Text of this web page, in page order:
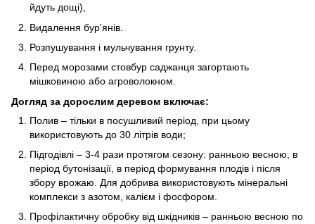
йдуть дощі),
Видалення бур'янів.
Розпушування і мульчування грунту.
Перед морозами стовбур саджанця загортають
мішковиною або агроволокном.
Догляд за дорослим деревом включає:
Полив – тільки в посушливий період, при цьому
використовують до 30 літрів води;
Підгодівлі – 3-4 рази протягом сезону: ранньою весною, в
період бутонізації, в період формування плодів і після
збору врожаю. Для добрива використовують мінеральні
комплекси з азотом, калієм і фосфором.
Профілактичну обробку від шкідників – ранньою весною по